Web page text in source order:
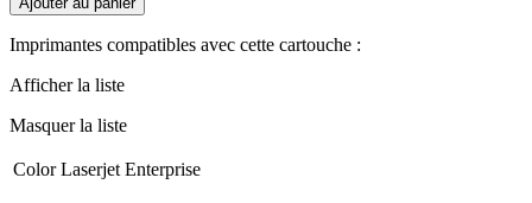
Imprimantes compatibles avec cette cartouche :
Afficher la liste
Masquer la liste
Color Laserjet Enterprise